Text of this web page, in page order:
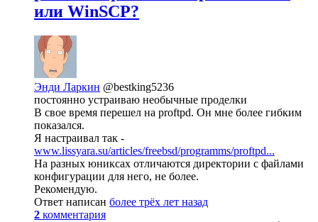
или WinSCP?
Энди Ларкин @bestking5236
постоянно устраиваю необычные проделки
В свое время перешел на proftpd. Он мне более гибким
показался.
Я настраивал так -
www.lissyara.su/articles/freebsd/programms/proftpd...
На разных юниксах отличаются директории с файлами
конфигурации для него, не более.
Рекомендую.
Ответ написан более трёх лет назад
2 комментария